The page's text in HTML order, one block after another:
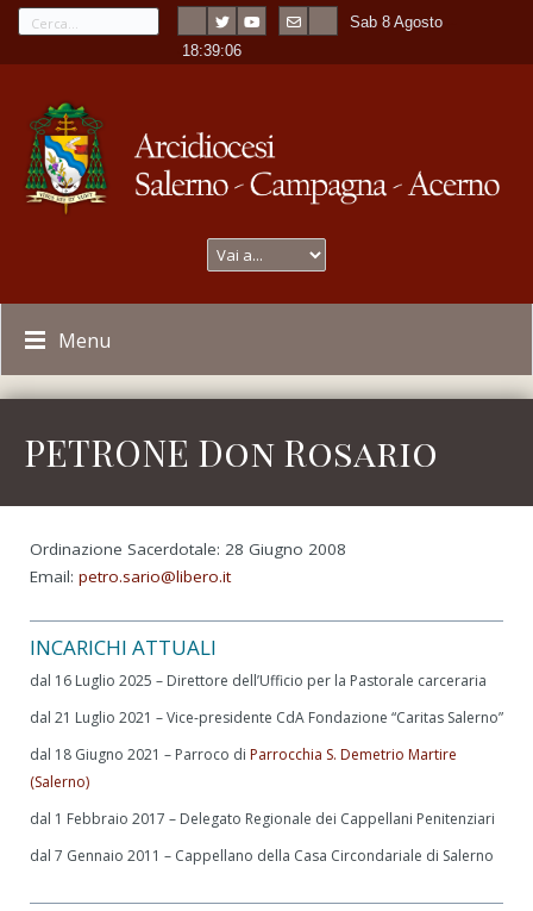
Sab 8 Agosto
18:39:06
Menu
PETRONE Don Rosario
Ordinazione Sacerdotale: 28 Giugno 2008
Email: petro.sario@libero.it
INCARICHI ATTUALI
dal 16 Luglio 2025 – Direttore dell’Ufficio per la Pastorale carceraria
dal 21 Luglio 2021 – Vice-presidente CdA Fondazione “Caritas Salerno”
dal 18 Giugno 2021 – Parroco di Parrocchia S. Demetrio Martire
(Salerno)
dal 1 Febbraio 2017 – Delegato Regionale dei Cappellani Penitenziari
dal 7 Gennaio 2011 – Cappellano della Casa Circondariale di Salerno